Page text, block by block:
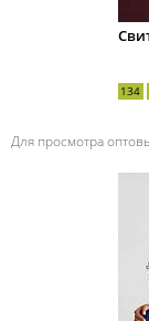
134
Для просмотра